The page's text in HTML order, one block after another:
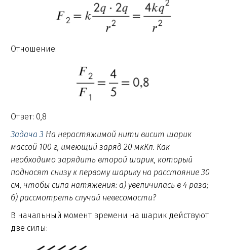
Отношение:
Ответ: 0,8
Задача 3 На нерастяжимой нити висит шарик
массой 100 г, имеющий заряд 20 мкКл. Как
необходимо зарядить второй шарик, который
подносят снизу к первому шарику на расстояние 30
см, чтобы сила натяжения: а) увеличилась в 4 раза;
б) рассмотреть случай невесомости?
В начальный момент времени на шарик действуют
две силы: